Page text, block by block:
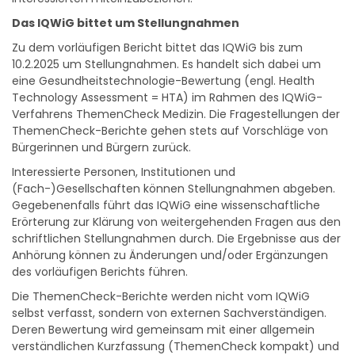
Das IQWiG bittet um Stellungnahmen
Zu dem vorläufigen Bericht bittet das IQWiG bis zum
10.2.2025 um Stellungnahmen. Es handelt sich dabei um
eine Gesundheitstechnologie-Bewertung (engl. Health
Technology Assessment = HTA) im Rahmen des IQWiG-
Verfahrens ThemenCheck Medizin. Die Fragestellungen der
ThemenCheck-Berichte gehen stets auf Vorschläge von
Bürgerinnen und Bürgern zurück.
Interessierte Personen, Institutionen und
(Fach-)Gesellschaften können Stellungnahmen abgeben.
Gegebenenfalls führt das IQWiG eine wissenschaftliche
Erörterung zur Klärung von weitergehenden Fragen aus den
schriftlichen Stellungnahmen durch. Die Ergebnisse aus der
Anhörung können zu Änderungen und/oder Ergänzungen
des vorläufigen Berichts führen.
Die ThemenCheck-Berichte werden nicht vom IQWiG
selbst verfasst, sondern von externen Sachverständigen.
Deren Bewertung wird gemeinsam mit einer allgemein
verständlichen Kurzfassung (ThemenCheck kompakt) und